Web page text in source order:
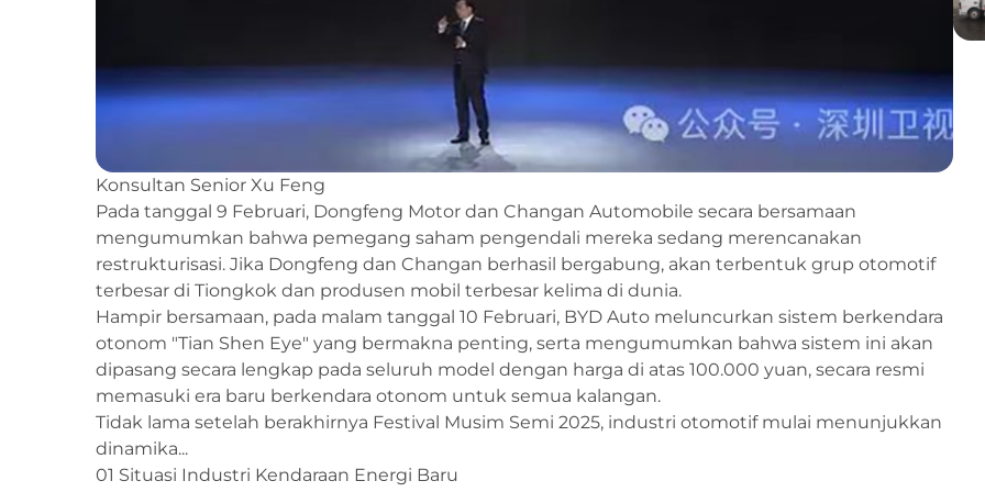
Konsultan Senior Xu Feng
Pada tanggal 9 Februari, Dongfeng Motor dan Changan Automobile secara bersamaan
mengumumkan bahwa pemegang saham pengendali mereka sedang merencanakan
restrukturisasi. Jika Dongfeng dan Changan berhasil bergabung, akan terbentuk grup otomotif
terbesar di Tiongkok dan produsen mobil terbesar kelima di dunia.
Hampir bersamaan, pada malam tanggal 10 Februari, BYD Auto meluncurkan sistem berkendara
otonom "Tian Shen Eye" yang bermakna penting, serta mengumumkan bahwa sistem ini akan
dipasang secara lengkap pada seluruh model dengan harga di atas 100.000 yuan, secara resmi
memasuki era baru berkendara otonom untuk semua kalangan.
Tidak lama setelah berakhirnya Festival Musim Semi 2025, industri otomotif mulai menunjukkan
dinamika...
01 Situasi Industri Kendaraan Energi Baru